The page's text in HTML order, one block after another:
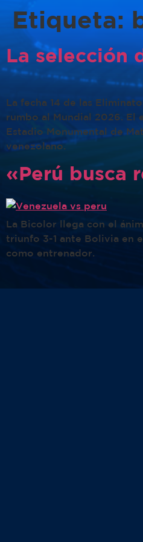
Etiqueta:
La fecha 14 de las
rumbo al Mundial 2026. El
Estadio Monumental de
venezolano.
La Bicolor llega con el
triunfo 3-1 ante Bolivia en
como entrenador.